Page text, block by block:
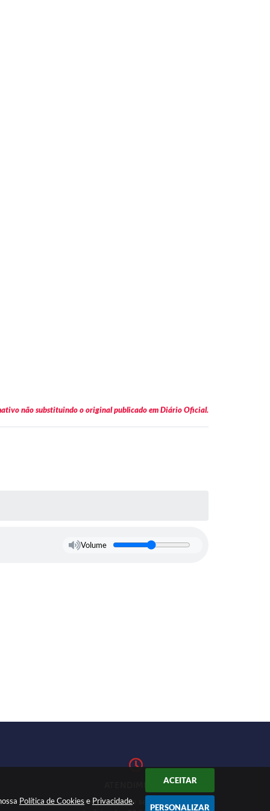
Política de Cookies e Privacidade.
ACEITAR
PERSONALIZAR
não substituindo o original publicado em Diário Oficial.
Volume
27
ATENDIMENTO
Atendimento de segunda-feira a